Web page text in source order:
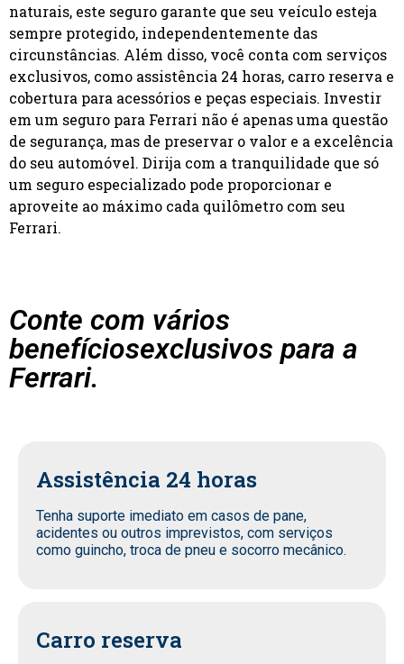
naturais, este seguro garante que seu veículo esteja
sempre protegido, independentemente das
circunstâncias. Além disso, você conta com serviços
exclusivos, como assistência 24 horas, carro reserva e
cobertura para acessórios e peças especiais. Investir
em um seguro para Ferrari não é apenas uma questão
de segurança, mas de preservar o valor e a excelência
do seu automóvel. Dirija com a tranquilidade que só
um seguro especializado pode proporcionar e
aproveite ao máximo cada quilômetro com seu
Ferrari.
Conte com vários
benefíciosexclusivos para a
Ferrari.
Assistência 24 horas
Tenha suporte imediato em casos de pane,
acidentes ou outros imprevistos, com serviços
como guincho, troca de pneu e socorro mecânico.
Carro reserva